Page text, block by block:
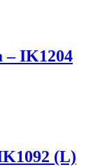
– IK1204
(L)